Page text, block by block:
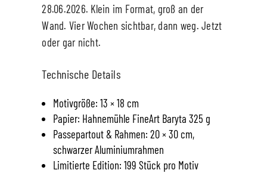
28.06.2026. Klein im Format, groß an der
Wand. Vier Wochen sichtbar, dann weg. Jetzt
oder gar nicht.
Technische Details
Motivgröße: 13 × 18 cm
Papier: Hahnemühle FineArt Baryta 325 g
Passepartout & Rahmen: 20 × 30 cm,
schwarzer Aluminiumrahmen
Limitierte Edition: 199 Stück pro Motiv